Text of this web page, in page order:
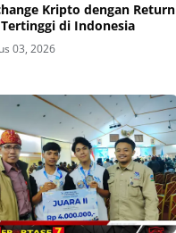
Kripto dengan Return
Tertinggi di Indonesia
03, 2026